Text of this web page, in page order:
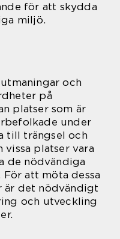
för att skydda
miljö.
och
på
platser som är
under
till trängsel och
vissa platser vara
de nödvändiga
att möta dessa
är det nödvändigt
och utveckling